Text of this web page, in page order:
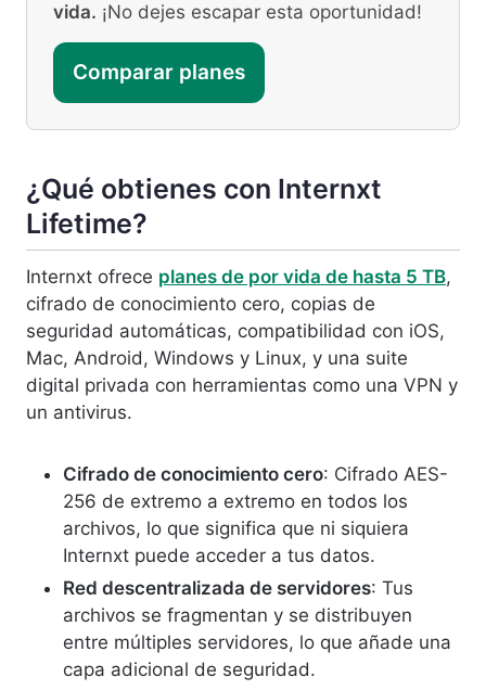
vida. ¡No dejes escapar esta oportunidad!
Comparar planes
¿Qué obtienes con Internxt
Lifetime?
Internxt ofrece planes de por vida de hasta 5 TB,
cifrado de conocimiento cero, copias de
seguridad automáticas, compatibilidad con iOS,
Mac, Android, Windows y Linux, y una suite
digital privada con herramientas como una VPN y
un antivirus.
Cifrado de conocimiento cero: Cifrado AES-
256 de extremo a extremo en todos los
archivos, lo que significa que ni siquiera
Internxt puede acceder a tus datos.
Red descentralizada de servidores: Tus
archivos se fragmentan y se distribuyen
entre múltiples servidores, lo que añade una
capa adicional de seguridad.